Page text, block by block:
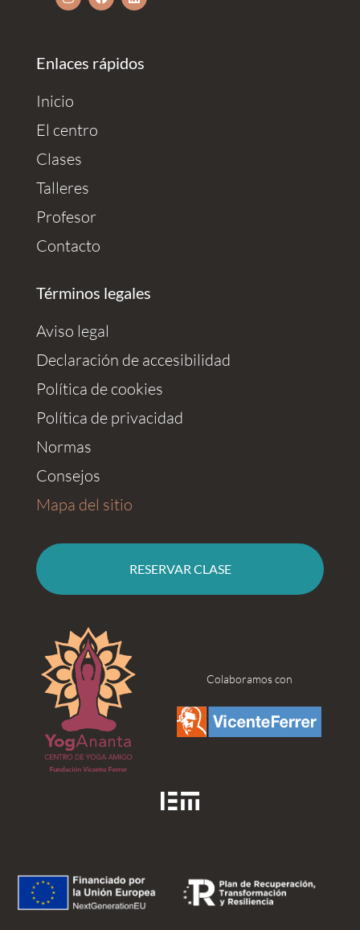
Enlaces rápidos
Inicio
El centro
Clases
Talleres
Profesor
Contacto
Términos legales
Aviso legal
Declaración de accesibilidad
Política de cookies
Política de privacidad
Normas
Consejos
Mapa del sitio
RESERVAR CLASE
Colaboramos con